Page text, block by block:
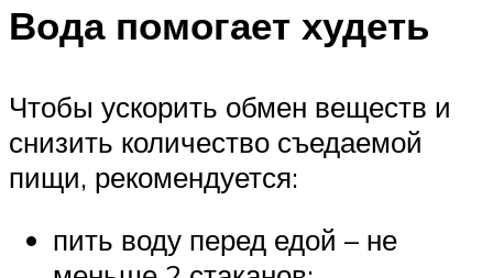
Вода помогает худеть
Чтобы ускорить обмен веществ и
снизить количество съедаемой
пищи, рекомендуется:
пить воду перед едой – не